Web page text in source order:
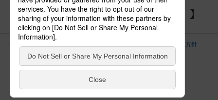
サイトのご利用にあたって
個人情報保護方針
パナソニック ホールディングス
Area/Country
電気・建築設備（ビジネス）